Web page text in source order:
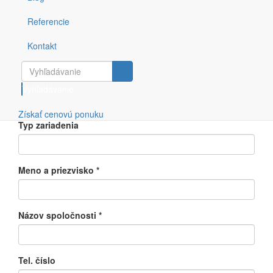
Referencie
Kontakt
Vyhľadávanie
Získať cenovú ponuku
Servis zariadenia
Prenájom zariadenia
Technické poradenstvo
Návrh a montáž rozvodov stlačeného vzduchu
Typ zariadenia
Meno a priezvisko *
Názov spoločnosti *
Tel. číslo